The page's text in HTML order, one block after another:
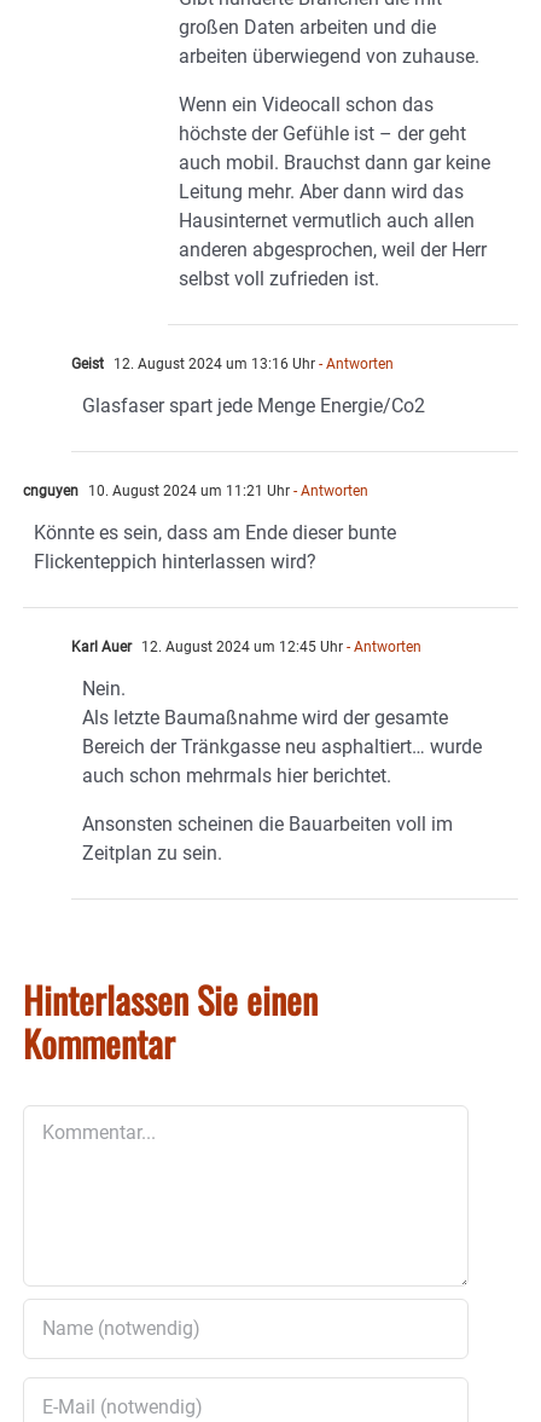
großen Daten arbeiten und die
arbeiten überwiegend von zuhause.
Wenn ein Videocall schon das
höchste der Gefühle ist – der geht
auch mobil. Brauchst dann gar keine
Leitung mehr. Aber dann wird das
Hausinternet vermutlich auch allen
anderen abgesprochen, weil der Herr
selbst voll zufrieden ist.
Geist 12. August 2024 um 13:16 Uhr - Antworten
Glasfaser spart jede Menge Energie/Co2
cnguyen 10. August 2024 um 11:21 Uhr - Antworten
Könnte es sein, dass am Ende dieser bunte
Flickenteppich hinterlassen wird?
Karl Auer 12. August 2024 um 12:45 Uhr - Antworten
Nein.
Als letzte Baumaßnahme wird der gesamte
Bereich der Tränkgasse neu asphaltiert… wurde
auch schon mehrmals hier berichtet.
Ansonsten scheinen die Bauarbeiten voll im
Zeitplan zu sein.
Hinterlassen Sie einen
Kommentar